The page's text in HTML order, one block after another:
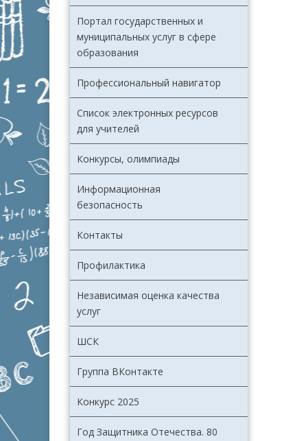
Портал государственных и
муниципальных услуг в сфере
образования
Профессиональный навигатор
Список электронных ресурсов
для учителей
Конкурсы, олимпиады
Информационная
безопасность
Контакты
Профилактика
Независимая оценка качества
услуг
ШСК
Группа ВКонтакте
Конкурс 2025
Год Защитника Отечества. 80